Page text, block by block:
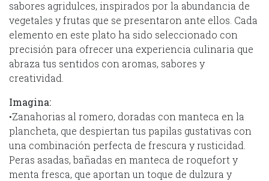
sabores agridulces, inspirados por la abundancia de
vegetales y frutas que se presentaron ante ellos. Cada
elemento en este plato ha sido seleccionado con
precisión para ofrecer una experiencia culinaria que
abraza tus sentidos con aromas, sabores y
creatividad.
Imagina:
•Zanahorias al romero, doradas con manteca en la
plancheta, que despiertan tus papilas gustativas con
una combinación perfecta de frescura y rusticidad.
Peras asadas, bañadas en manteca de roquefort y
menta fresca, que aportan un toque de dulzura y